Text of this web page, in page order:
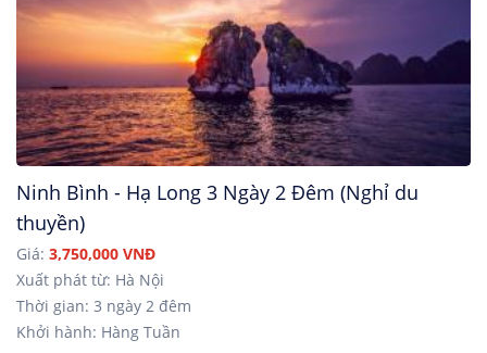
Ninh Bình - Hạ Long 3 Ngày 2 Đêm (Nghỉ du
thuyền)
Giá: 3,750,000 VNĐ
Xuất phát từ: Hà Nội
Thời gian: 3 ngày 2 đêm
Khởi hành: Hàng Tuần